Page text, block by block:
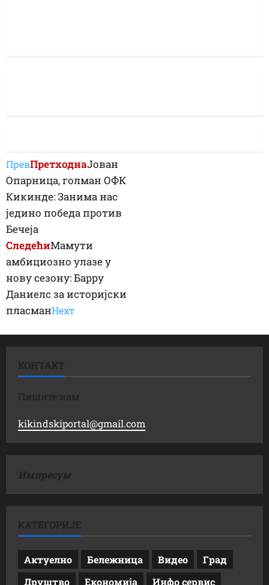
ПревПретходнаЈован
Опарница, голман ОФК
Кикинде: Занима нас
једино победа против
Бечеја
СледећиМамути
амбициозно улазе у
нову сезону: Баррy
Даниелс за историјски
пласманНеxт
КОНТАКТ
Пишите нам
kikindskiportal@gmail.com
Импресум
КАТЕГОРИЈЕ
Актуелно Бележница Видео
Град
Друштво
Економија Инфо сервис